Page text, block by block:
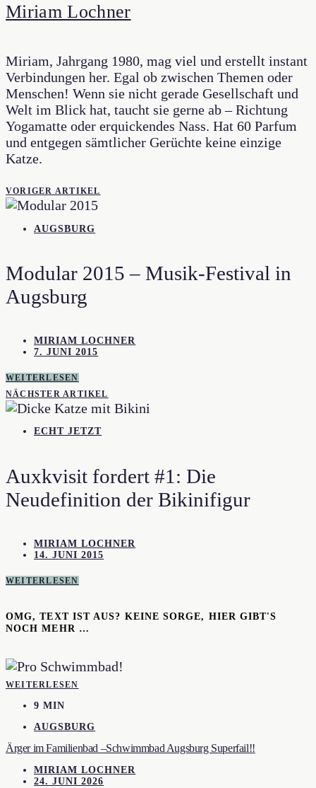
Miriam Lochner
Miriam, Jahrgang 1980, mag viel und erstellt instant
Verbindungen her. Egal ob zwischen Themen oder
Menschen! Wenn sie nicht gerade Gesellschaft und
Welt im Blick hat, taucht sie gerne ab – Richtung
Yogamatte oder erquickendes Nass. Hat 60 Parfum
und entgegen sämtlicher Gerüchte keine einzige
Katze.
VORIGER ARTIKEL
AUGSBURG
Modular 2015 – Musik-Festival in
Augsburg
MIRIAM LOCHNER
7. JUNI 2015
WEITERLESEN
NÄCHSTER ARTIKEL
ECHT JETZT
Auxkvisit fordert #1: Die
Neudefinition der Bikinifigur
MIRIAM LOCHNER
14. JUNI 2015
WEITERLESEN
OMG, TEXT IST AUS? KEINE SORGE, HIER GIBT'S
NOCH MEHR …
WEITERLESEN
9 MIN
AUGSBURG
Ärger im Familienbad –Schwimmbad Augsburg Superfail!!
MIRIAM LOCHNER
24. JUNI 2026